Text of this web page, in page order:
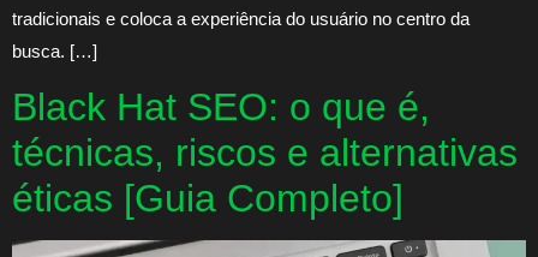
tradicionais e coloca a experiência do usuário no centro da
busca. […]
Black Hat SEO: o que é,
técnicas, riscos e alternativas
éticas [Guia Completo]